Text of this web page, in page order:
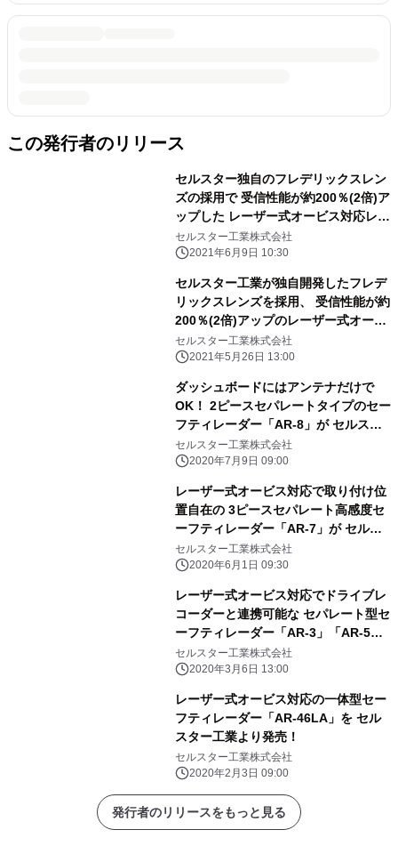
この発行者のリリース
セルスター独自のフレデリックスレン
ズの採用で 受信性能が約200％(2倍)ア
ップした レーザー式オービス対応レー
ザー受信機「AL-02R」を 発売いたし
ます
セルスター工業株式会社
2021年6月9日 10:30
セルスター工業が独自開発したフレデ
リックスレンズを採用、 受信性能が約
200％(2倍)アップのレーザー式オービ
ス対応 セーフティレーダー「AR-
33」を発売いたします
セルスター工業株式会社
2021年5月26日 13:00
ダッシュボードにはアンテナだけで
OK！ 2ピースセパレートタイプのセー
フティレーダー「AR-8」が セルスタ
ー工業より発売
セルスター工業株式会社
2020年7月9日 09:00
レーザー式オービス対応で取り付け位
置自在の 3ピースセパレート高感度セ
ーフティレーダー「AR-7」が セルス
ター工業より発売！
セルスター工業株式会社
2020年6月1日 09:30
レーザー式オービス対応でドライブレ
コーダーと連携可能な セパレート型セ
ーフティレーダー「AR-3」「AR-5」
が セルスター工業より発売！
セルスター工業株式会社
2020年3月6日 13:00
レーザー式オービス対応の一体型セー
フティレーダー「AR-46LA」を セル
スター工業より発売！
セルスター工業株式会社
2020年2月3日 09:00
発行者のリリースをもっと見る